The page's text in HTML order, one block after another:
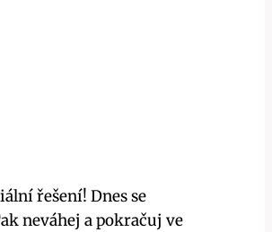
řešení!​ Dnes se
neváhej a pokračuj ve